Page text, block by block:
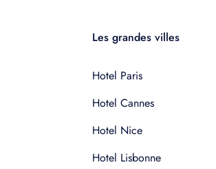
Les grandes villes
Hotel Paris
Hotel Cannes
Hotel Nice
Hotel Lisbonne